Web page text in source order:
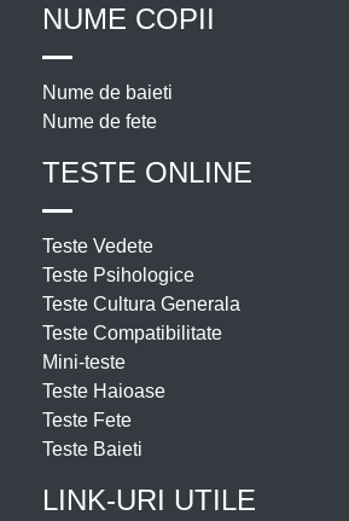
NUME COPII
Nume de baieti
Nume de fete
TESTE ONLINE
Teste Vedete
Teste Psihologice
Teste Cultura Generala
Teste Compatibilitate
Mini-teste
Teste Haioase
Teste Fete
Teste Baieti
LINK-URI UTILE